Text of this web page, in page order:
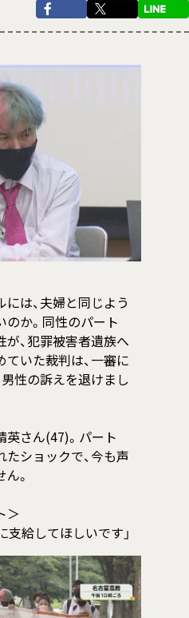
は、夫婦と同じよう
のか。同性のパート
、犯罪被害者遺族へ
いた裁判は、一審に
性の訴えを退けまし
さん(47)。パート
ショックで、今も声
。
＞
支給してほしいです」